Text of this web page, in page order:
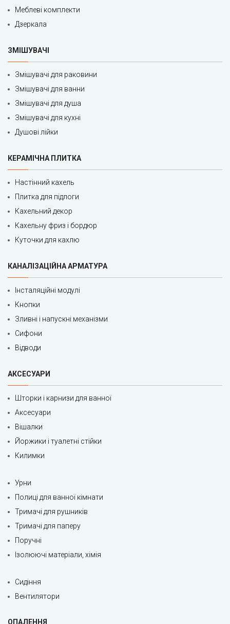
Меблеві комплекти
Дзеркала
ЗМІШУВАЧІ
Змішувачі для раковини
Змішувачі для ванни
Змішувачі для душа
Змішувачі для кухні
Душові лійки
КЕРАМІЧНА ПЛИТКА
Настінний кахель
Плитка для підлоги
Кахельний декор
Кахельну фриз і бордюр
Куточки для кахлю
КАНАЛІЗАЦІЙНА АРМАТУРА
Інсталяційні модулі
Кнопки
Зливні і напускні механізми
Сифони
Відводи
АКСЕСУАРИ
Шторки і карнизи для ванної
Аксесуари
Вішалки
Йоржики і туалетні стійки
Килимки
Урни
Полиці для ванної кімнати
Тримачі для рушників
Тримачі для паперу
Поручні
Ізолюючі матеріали, хімія
Сидіння
Вентилятори
ОПАЛЕННЯ